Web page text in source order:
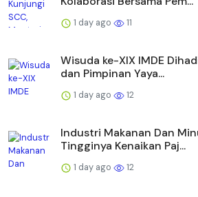
1 day ago 11
Wisuda ke-XIX IMDE
dan Pimpinan Yaya...
1 day ago 12
Industri Makanan Dan
Tingginya Kenaikan Paj...
1 day ago 12